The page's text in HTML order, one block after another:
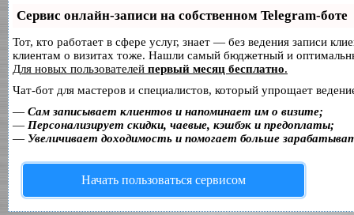
Сервис онлайн-записи на собственном Telegram-боте
Тот, кто работает в сфере услуг, знает — без ведения записи
клиентам о визитах тоже. Нашли самый бюджетный и
Для новых пользователей первый месяц бесплатно.
Чат-бот для мастеров и специалистов, который упрощает
— Сам записывает клиентов и напоминает им о визите;
— Персонализирует скидки, чаевые, кэшбэк и предоплаты;
— Увеличивает доходимость и помогает больше
Начать пользоваться сервисом